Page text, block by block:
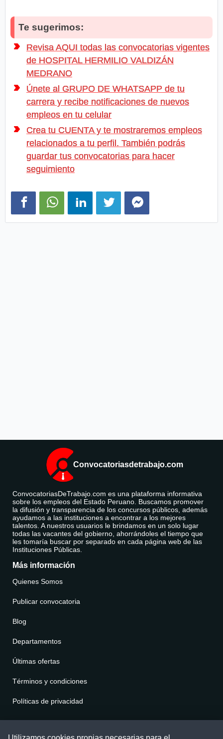
Te sugerimos:
Revisa AQUI todas las convocatorias vigentes
de HOSPITAL HERMILIO VALDIZÁN
MEDRANO
Únete al GRUPO DE WHATSAPP de tu
carrera y recibe notificaciones de nuevos
empleos en tu celular
Crea tu CUENTA y te mostraremos empleos
relacionados a tu perfil. También podrás
guardar tus convocatorias para hacer
seguimiento
Convocatoriasdetrabajo.com
ConvocatoriasDeTrabajo.com es una plataforma informativa
sobre los empleos del Estado Peruano. Buscamos promover
la difusión y transparencia de los concursos públicos, además
ayudamos a las instituciones a encontrar a los mejores
talentos. A nuestros usuarios le brindamos en un solo lugar
todas las vacantes del gobierno, ahorrándoles el tiempo que
les tomaría buscar por separado en cada página web de las
Instituciones Públicas.
Más información
Quienes Somos
Publicar convocatoria
Blog
Departamentos
Últimas ofertas
Términos y condiciones
Políticas de privacidad